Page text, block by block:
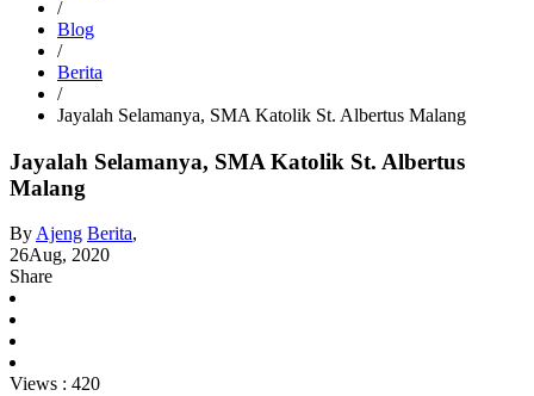
/
Blog
/
Berita
/
Jayalah Selamanya, SMA Katolik St. Albertus Malang
Jayalah Selamanya, SMA Katolik St. Albertus
Malang
By Ajeng Berita,
26Aug, 2020
Share
Views : 420